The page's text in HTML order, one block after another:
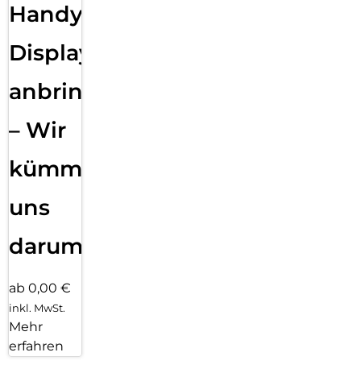
Handy
Displayfolie
anbringen
– Wir
kümmern
uns
darum!
ab 0,00 €
inkl. MwSt.
Mehr
erfahren